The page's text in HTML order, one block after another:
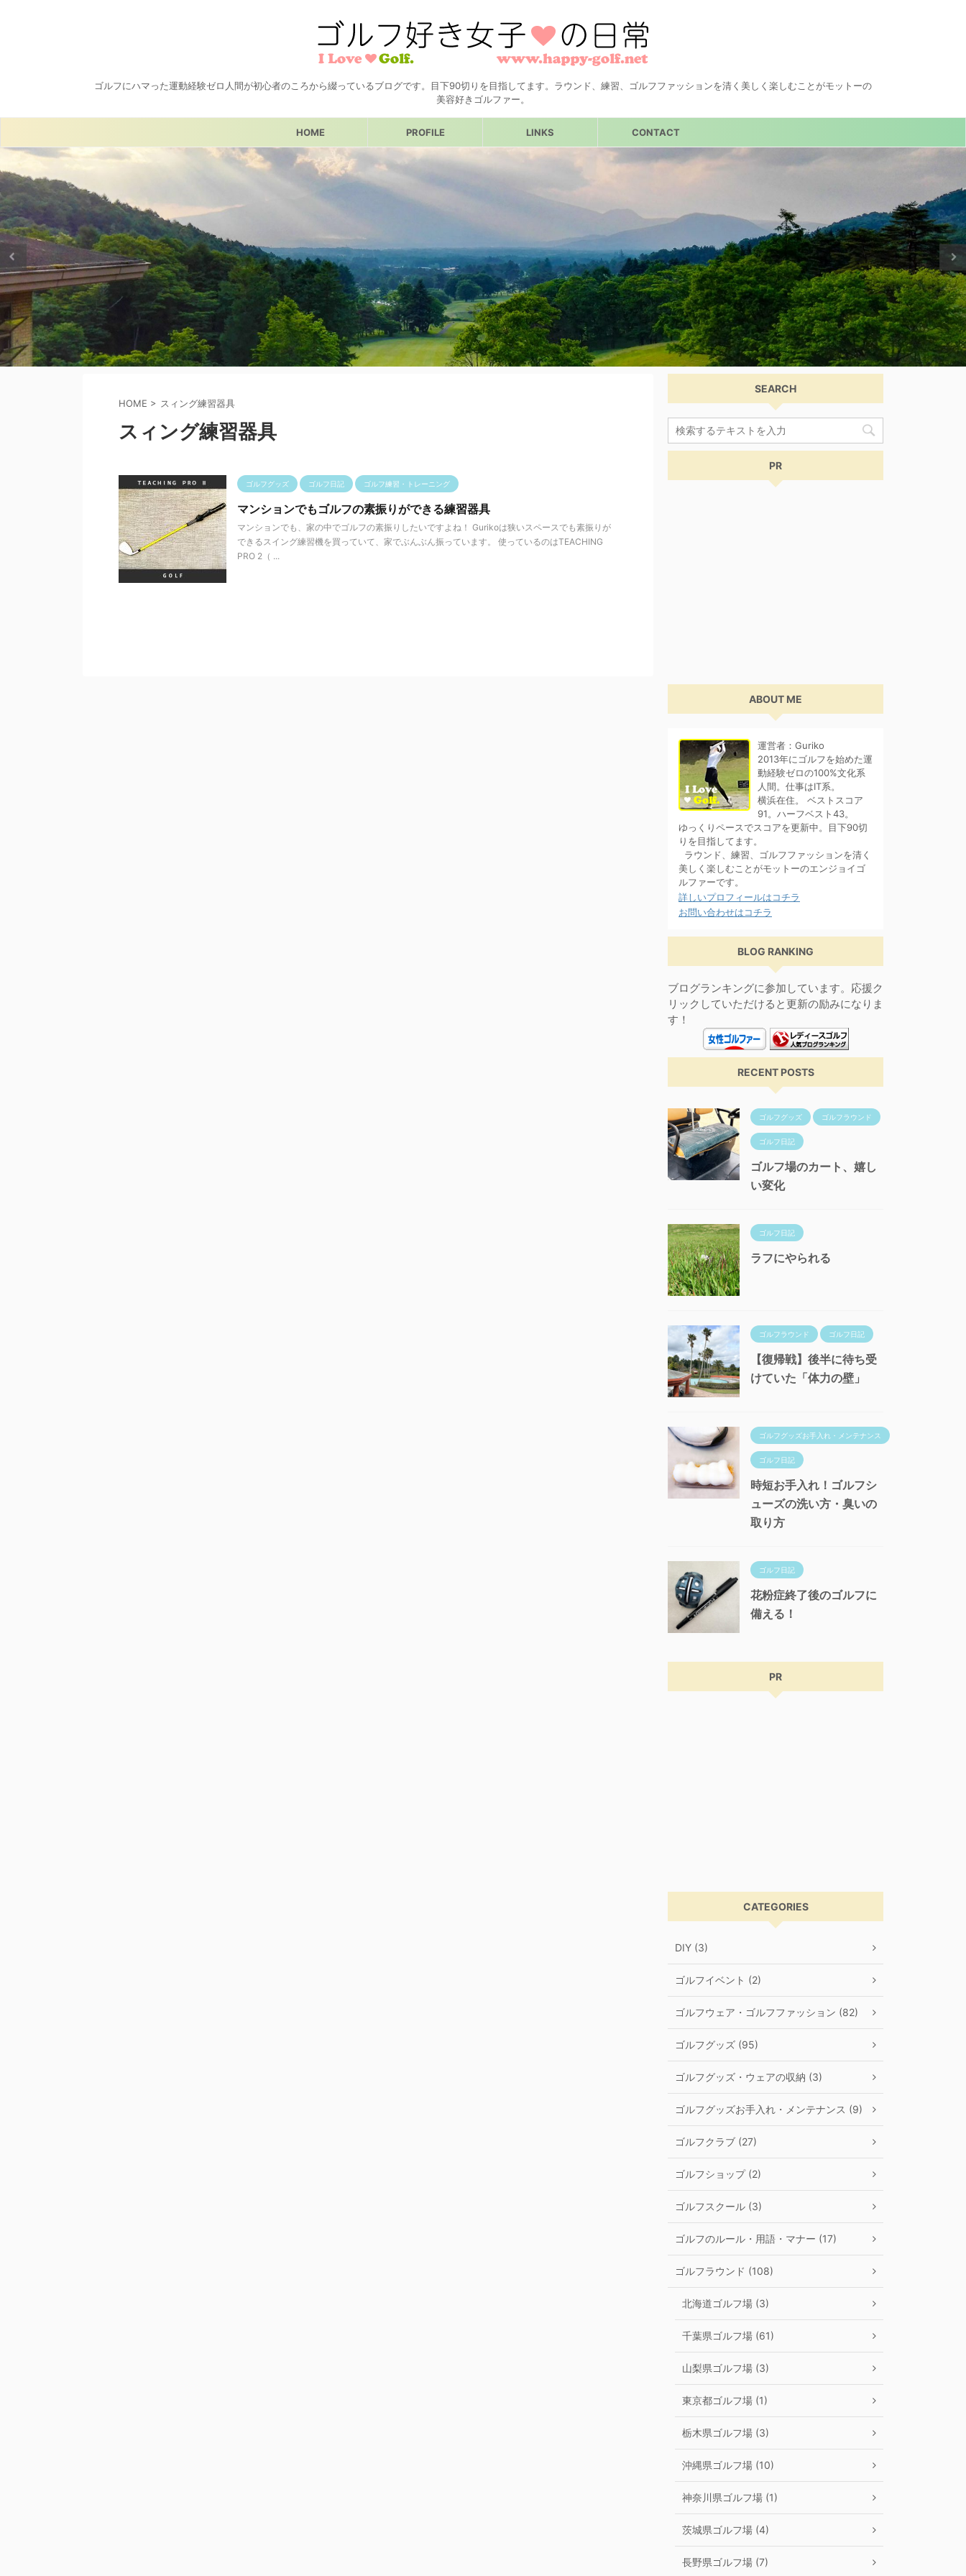
ゴルフにハマった運動経験ゼロ人間が初心者のころから綴っているブログです。目下90切りを目指してます。ラウンド、練習、ゴルフファッションを清く美しく楽しむことがモットーの
美容好きゴルファー。
HOME PROFILE LINKS CONTACT
HOME > スィング練習器具
スィング練習器具
ゴルフグッズ ゴルフ日記 ゴルフ練習・トレーニング
マンションでもゴルフの素振りができる練習器具
マンションでも、家の中でゴルフの素振りしたいですよね！ Gurikoは狭いスペースでも素振りが
できるスイング練習機を買っていて、家でぶんぶん振っています。 使っているのはTEACHING
PRO 2（ ...
SEARCH
PR
ABOUT ME
運営者：Guriko
2013年にゴルフを始めた運
動経験ゼロの100%文化系
人間。仕事はIT系。
横浜在住。 ベストスコア
91。ハーフベスト43。
ゆっくりペースでスコアを更新中。目下90切
りを目指してます。
ラウンド、練習、ゴルフファッションを清く
美しく楽しむことがモットーのエンジョイゴ
ルファーです。
詳しいプロフィールはコチラ
お問い合わせはコチラ
BLOG RANKING
ブログランキングに参加しています。応援ク
リックしていただけると更新の励みになりま
す！
RECENT POSTS
ゴルフグッズ ゴルフラウンド
ゴルフ日記
ゴルフ場のカート、嬉し
い変化
ゴルフ日記
ラフにやられる
ゴルフラウンド ゴルフ日記
【復帰戦】後半に待ち受
けていた「体力の壁」
ゴルフグッズお手入れ・メンテナンス
ゴルフ日記
時短お手入れ！ゴルフシ
ューズの洗い方・臭いの
取り方
ゴルフ日記
花粉症終了後のゴルフに
備える！
PR
CATEGORIES
DIY (3)
ゴルフイベント (2)
ゴルフウェア・ゴルフファッション (82)
ゴルフグッズ (95)
ゴルフグッズ・ウェアの収納 (3)
ゴルフグッズお手入れ・メンテナンス (9)
ゴルフクラブ (27)
ゴルフショップ (2)
ゴルフスクール (3)
ゴルフのルール・用語・マナー (17)
ゴルフラウンド (108)
北海道ゴルフ場 (3)
千葉県ゴルフ場 (61)
山梨県ゴルフ場 (3)
東京都ゴルフ場 (1)
栃木県ゴルフ場 (3)
沖縄県ゴルフ場 (10)
神奈川県ゴルフ場 (1)
茨城県ゴルフ場 (4)
長野県ゴルフ場 (7)